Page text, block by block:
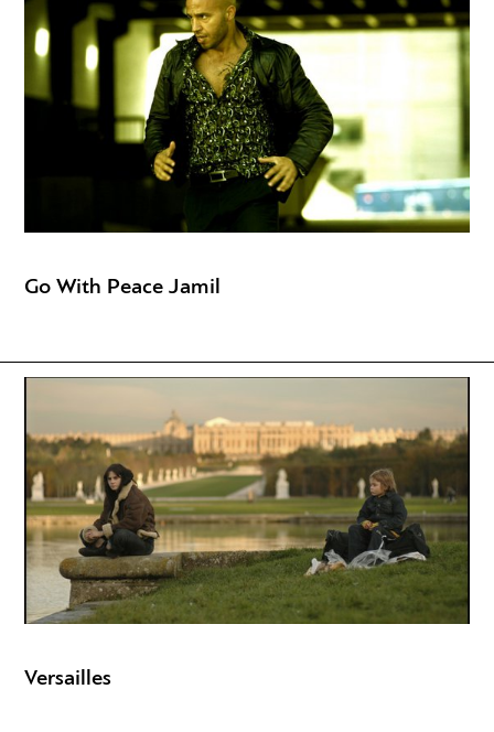
Go With Peace Jamil
Versailles